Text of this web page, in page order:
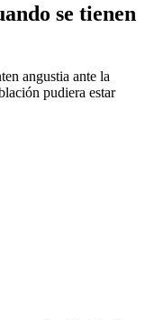
se tienen
angustia ante la
pudiera estar